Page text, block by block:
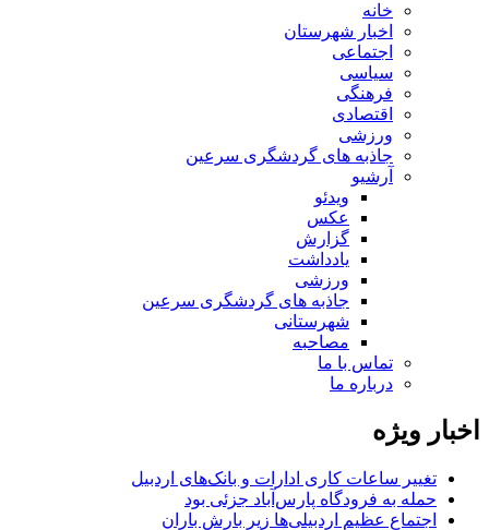
خانه
اخبار شهرستان
اجتماعی
سیاسی
فرهنگی
اقتصادی
ورزشی
جاذبه های گردشگری سرعین
آرشیو
ویدئو
عکس
گزارش
یادداشت
ورزشی
جاذبه های گردشگری سرعین
شهرستانی
مصاحبه
تماس با ما
درباره ما
اخبار ویژه
تغییر ساعات کاری ادارات و بانک‌های اردبیل
حمله به فرودگاه پارس‌‌آباد جزئی بود
اجتماع عظیم اردبیلی‌ها زیر بارش باران